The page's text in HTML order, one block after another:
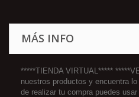
MÁS INFO
*****TIENDA VIRTUAL*****
nuestros productos y encuentra
de realizar tu compra puedes